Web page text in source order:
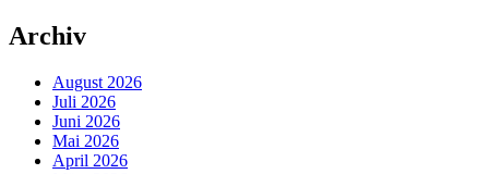
Archiv
August 2026
Juli 2026
Juni 2026
Mai 2026
April 2026